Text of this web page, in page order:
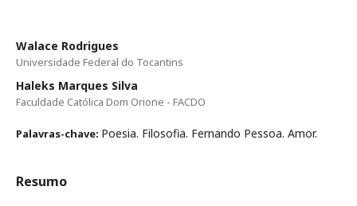
Walace Rodrigues
Universidade Federal do Tocantins
Haleks Marques Silva
Faculdade Católica Dom Orione - FACDO
Palavras-chave: Poesia. Filosofia. Fernando Pessoa. Amor.
Resumo